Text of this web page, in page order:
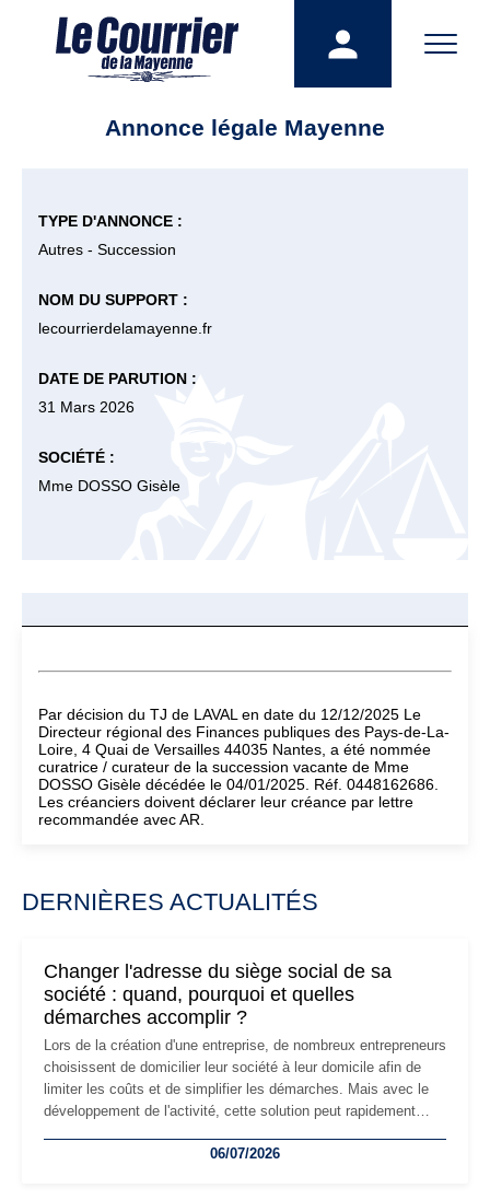
Annonce légale Mayenne
TYPE D'ANNONCE :
Autres - Succession
NOM DU SUPPORT :
lecourrierdelamayenne.fr
DATE DE PARUTION :
31 Mars 2026
SOCIÉTÉ :
Mme DOSSO Gisèle
Par décision du TJ de LAVAL en date du 12/12/2025 Le
Directeur régional des Finances publiques des Pays-de-La-
Loire, 4 Quai de Versailles 44035 Nantes, a été nommée
curatrice / curateur de la succession vacante de Mme
DOSSO Gisèle décédée le 04/01/2025. Réf. 0448162686.
Les créanciers doivent déclarer leur créance par lettre
recommandée avec AR.
DERNIÈRES ACTUALITÉS
Changer l'adresse du siège social de sa
société : quand, pourquoi et quelles
démarches accomplir ?
Lors de la création d'une entreprise, de nombreux entrepreneurs
choisissent de domicilier leur société à leur domicile afin de
limiter les coûts et de simplifier les démarches. Mais avec le
développement de l'activité, cette solution peut rapidement
professionnels, recrutement, image de marque… Le
06/07/2026